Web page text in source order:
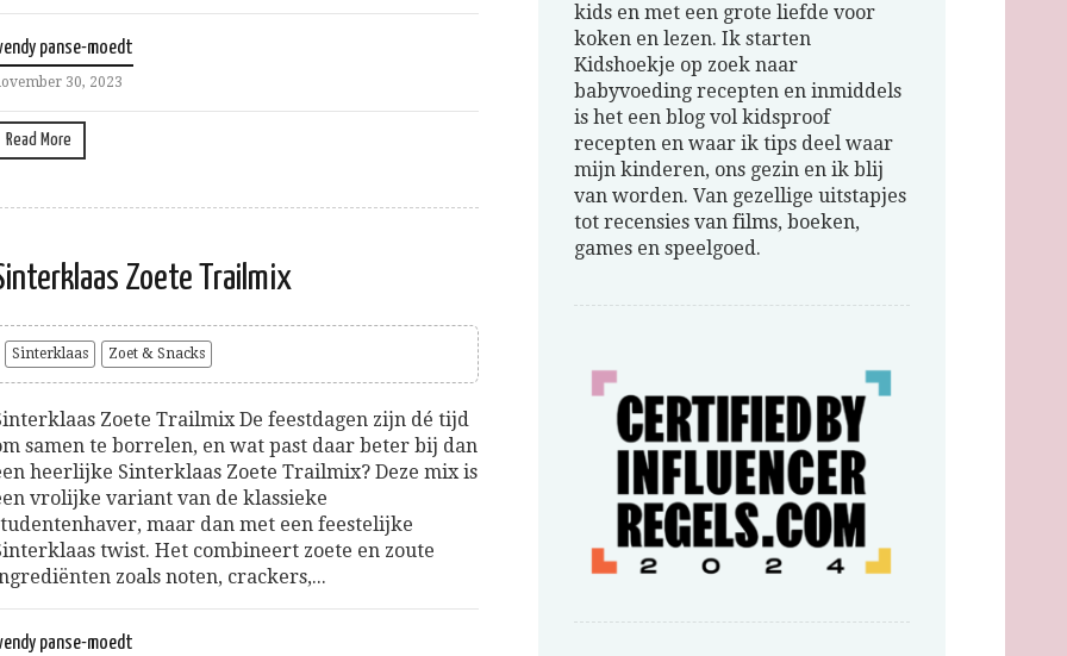
panse-moedt
30, 2023
Read More
Zoete Trailmix
Sinterklaas Zoet & Snacks
Zoete Trailmix De feestdagen zijn dé tijd
samen te borrelen, en wat past daar beter bij dan
heerlijke Sinterklaas Zoete Trailmix? Deze mix is
vrolijke variant van de klassieke
maar dan met een feestelijke
twist. Het combineert zoete en zoute
zoals noten, crackers,...
panse-moedt
kids en met een grote liefde voor
koken en lezen. Ik starten
Kidshoekje op zoek naar
babyvoeding recepten en inmiddels
is het een blog vol kidsproof
recepten en waar ik tips deel waar
mijn kinderen, ons gezin en ik blij
van worden. Van gezellige uitstapjes
tot recensies van films, boeken,
games en speelgoed.